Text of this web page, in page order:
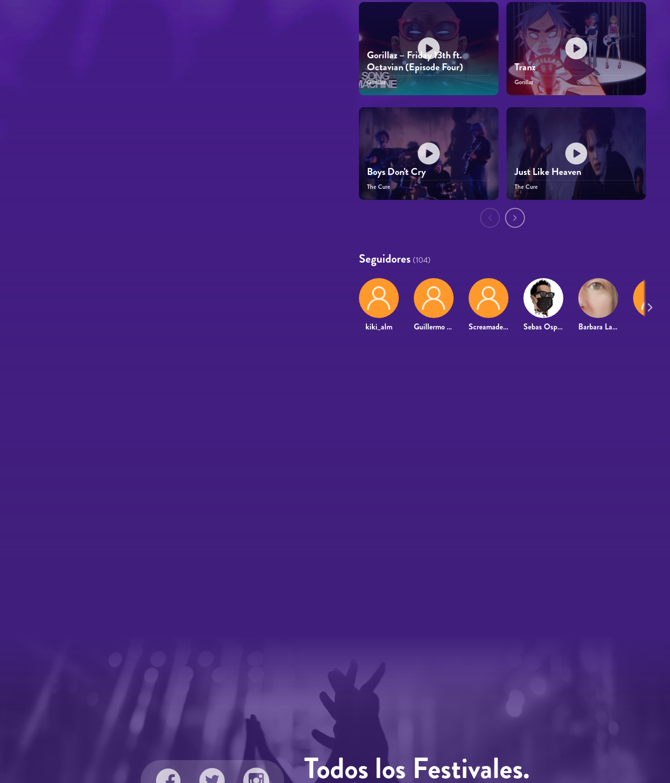
Gorillaz – Friday 13th ft.
Octavian (Episode Four)
Gorillaz
Tranz
Gorillaz
Boys Don't Cry
The Cure
Just Like Heaven
The Cure
Seguidores (104)
kiki_alm Guillermo Dominguez Screamadelico Sebas Ospina Barbara Lanneau
Todos los Festivales.